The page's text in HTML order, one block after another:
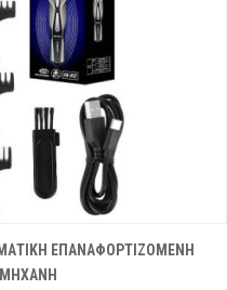
ΕΠΑΝΑΦΟΡΤΙΖΟΜΕΝΗ
ΜΗΧΑΝΗ